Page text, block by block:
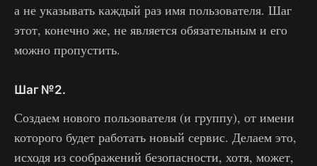
а не указывать каждый раз имя пользователя. Шаг
этот, конечно же, не является обязательным и его
можно пропустить.
Шаг №2.
Создаем нового пользователя (и группу), от имени
которого будет работать новый сервис. Делаем это,
исходя из соображений безопасности, хотя, может,